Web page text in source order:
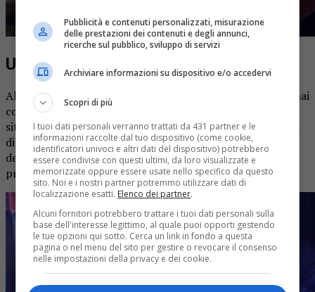
Una casa invasa da fumo e fiamme
All’arrivo delle squadre dei vigili del fuoco, la casa era ormai
completamente invasa dal fumo e dalle fiemme. Una
situazione che rendeva complicate le operazioni di ricerca
di una persona che risultava presente all’interno
dell’abitazione. La donna in seguito è stata trovata ormai
priva di vita, una volta estinte le fiamme.
Pubblicità e contenuti personalizzati, misurazione
delle prestazioni dei contenuti e degli annunci,
ricerche sul pubblico, sviluppo di servizi
Archiviare informazioni su dispositivo e/o accedervi
Scopri di più
I tuoi dati personali verranno trattati da 431 partner e le
informazioni raccolte dal tuo dispositivo (come cookie,
identificatori univoci e altri dati del dispositivo) potrebbero
essere condivise con questi ultimi, da loro visualizzate e
memorizzate oppure essere usate nello specifico da questo
sito. Noi e i nostri partner potremmo utilizzare dati di
localizzazione esatti. Elenco dei partner.
Alcuni fornitori potrebbero trattare i tuoi dati personali sulla
base dell'interesse legittimo, al quale puoi opporti gestendo
le tue opzioni qui sotto. Cerca un link in fondo a questa
pagina o nel menu del sito per gestire o revocare il consenso
nelle impostazioni della privacy e dei cookie.